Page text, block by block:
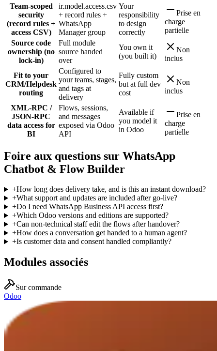
Team-scoped
security
(record rules +
access CSV)
ir.model.access.csv
+ record rules +
WhatsApp
Manager group
Your
responsibility
to design
correctly
Prise en
charge
partielle
Source code
ownership (no
lock-in)
Full module
source handed
over
You own it
(you built it)
Non
inclus
Fit to your
CRM/Helpdesk
routing
Configured to
your teams, stages,
and tags at
delivery
Fully custom
but at full dev
cost
Non
inclus
XML-RPC /
JSON-RPC
data access for
BI
Flows, sessions,
and messages
exposed via Odoo
API
Available if
you model it
in Odoo
Prise en
charge
partielle
Foire aux questions sur WhatsApp
Chatbot & Flow Builder
+How long does delivery take, and is this an instant download?
+What support and updates are included after go-live?
+Do I need WhatsApp Business API access first?
+Which Odoo versions and editions are supported?
+Can non-technical staff edit the flows after handover?
+How does a conversation get handed to a human agent?
+Is customer data and consent handled compliantly?
Modules associés
Sur commande
Odoo